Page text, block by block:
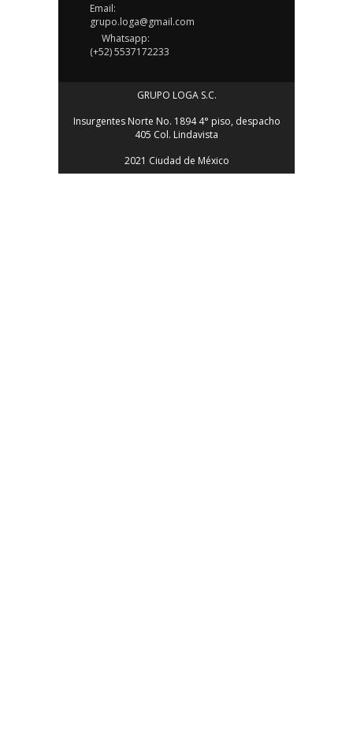
Email:
grupo.loga@gmail.com
Whatsapp:
(+52) 5537172233
GRUPO LOGA S.C.
Insurgentes Norte No. 1894 4° piso, despacho
405 Col. Lindavista
2021 Ciudad de México